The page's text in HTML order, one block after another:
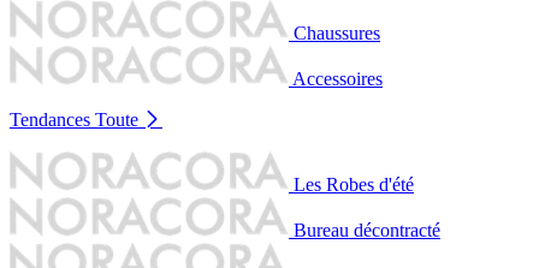
Chaussures
Accessoires
Tendances Toute
Les Robes d'été
Bureau décontracté